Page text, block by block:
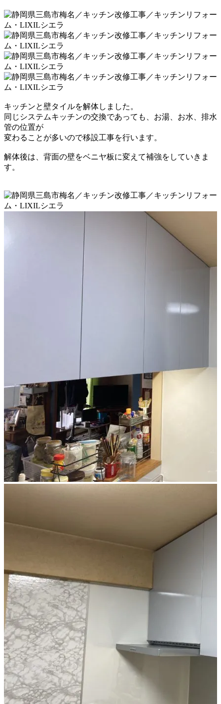
キッチンと壁タイルを解体しました。
同じシステムキッチンの交換であっても、 お湯、お水、排水
管の位置が
変わることが多いので移設工事を行います。
解体後は、背面の壁をベニヤ板に変えて補強をしていきま
す。